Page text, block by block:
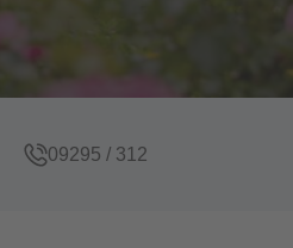
09295 / 312